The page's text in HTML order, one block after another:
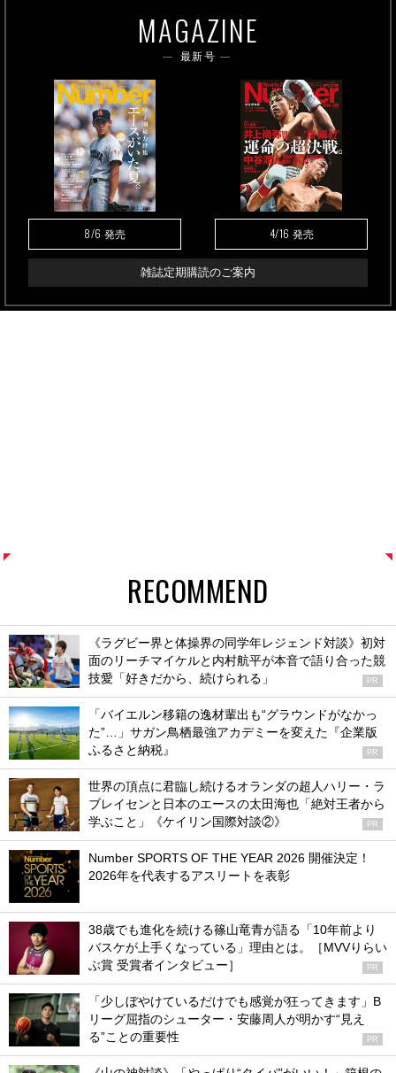
MAGAZINE
最新号
8/6 発売 4/16 発売
雑誌定期購読のご案内
RECOMMEND
《ラグビー界と体操界の同学年レジェンド対談》初対
面のリーチマイケルと内村航平が本音で語り合った競
技愛「好きだから、続けられる」
PR
「バイエルン移籍の逸材輩出も“グラウンドがなかっ
た”…」サガン鳥栖最強アカデミーを変えた『企業版
ふるさと納税』
PR
世界の頂点に君臨し続けるオランダの超人ハリー・ラ
ブレイセンと日本のエースの太田海也「絶対王者から
学ぶこと」《ケイリン国際対談②》
PR
Number SPORTS OF THE YEAR 2026 開催決定！
2026年を代表するアスリートを表彰
38歳でも進化を続ける篠山竜青が語る「10年前より
バスケが上手くなっている」理由とは。［MVVりらい
ぶ賞 受賞者インタビュー］
PR
「少しぼやけているだけでも感覚が狂ってきます」B
リーグ屈指のシューター・安藤周人が明かす“見え
る”ことの重要性
PR